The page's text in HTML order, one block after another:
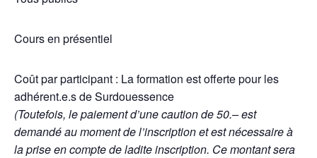
Cours en présentiel
Coût par participant : La formation est offerte pour les
adhérent.e.s de Surdouessence
(Toutefois, le paiement d’une caution de 50.– est
demandé au momentde l’inscription et est nécessaire à
la prise en compte de laditeinscription. Ce montant sera